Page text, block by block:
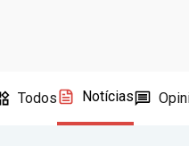
Todos Notícias